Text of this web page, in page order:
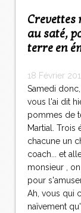
Crevettes marinées
au saté,
terre en
18 Février
Samedi
vous l'ai dit
pommes de
Martial. Trois
chacune un
coach... et
monsieur ,
pour
Ah, vous qui
naïvement